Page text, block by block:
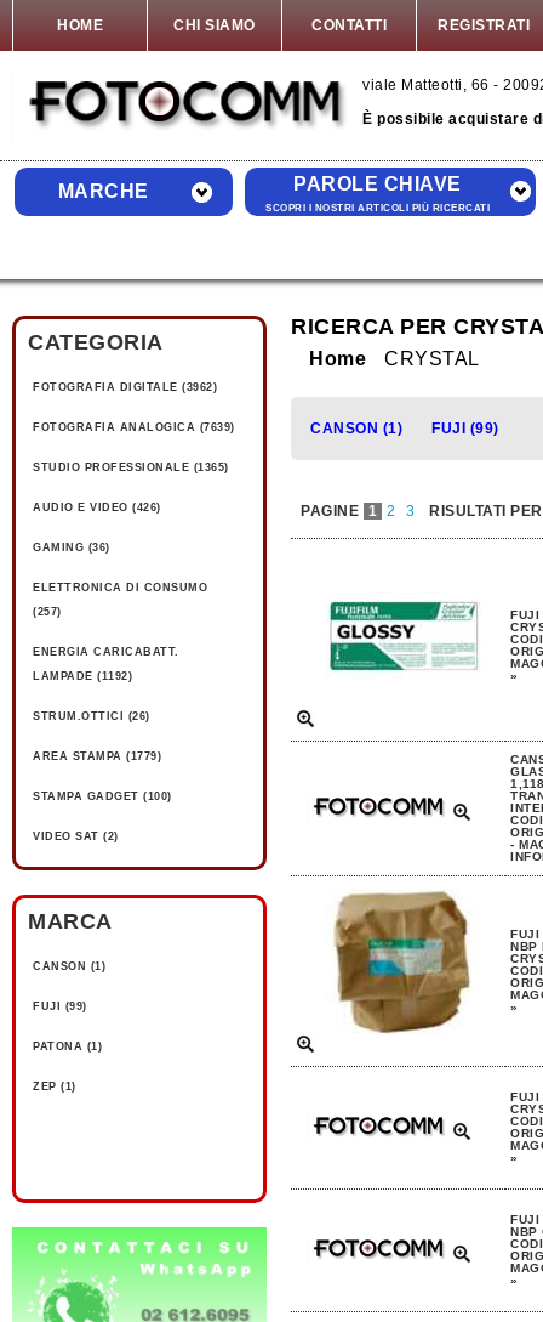
HOME CHI SIAMO CONTATTI REGISTRATI
viale Matteotti, 66 -
È possibile acquistare
MARCHE PAROLE CHIAVE
SCOPRI I NOSTRI ARTICOLI PIÙ RICERCATI
CATEGORIA
FOTOGRAFIA DIGITALE (3962)
FOTOGRAFIA ANALOGICA (7639)
STUDIO PROFESSIONALE (1365)
AUDIO E VIDEO (426)
GAMING (36)
ELETTRONICA DI CONSUMO
(257)
ENERGIA CARICABATT.
LAMPADE (1192)
STRUM.OTTICI (26)
AREA STAMPA (1779)
STAMPA GADGET (100)
VIDEO SAT (2)
MARCA
CANSON (1)
FUJI (99)
PATONA (1)
ZEP (1)
RICERCA PER
Home CRYSTAL
CANSON (1) FUJI (99)
PAGINE 1 2 3 RISULTATI
FUJI
»
-
FUJI
NBP
»
FUJI
»
FUJI
NBP
»